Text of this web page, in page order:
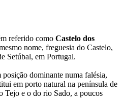
referido como Castelo dos
nome, freguesia do Castelo,
Setúbal, em Portugal.
dominante numa falésia,
em porto natural na pení­nsula de
Tejo e o do rio Sado, a poucos